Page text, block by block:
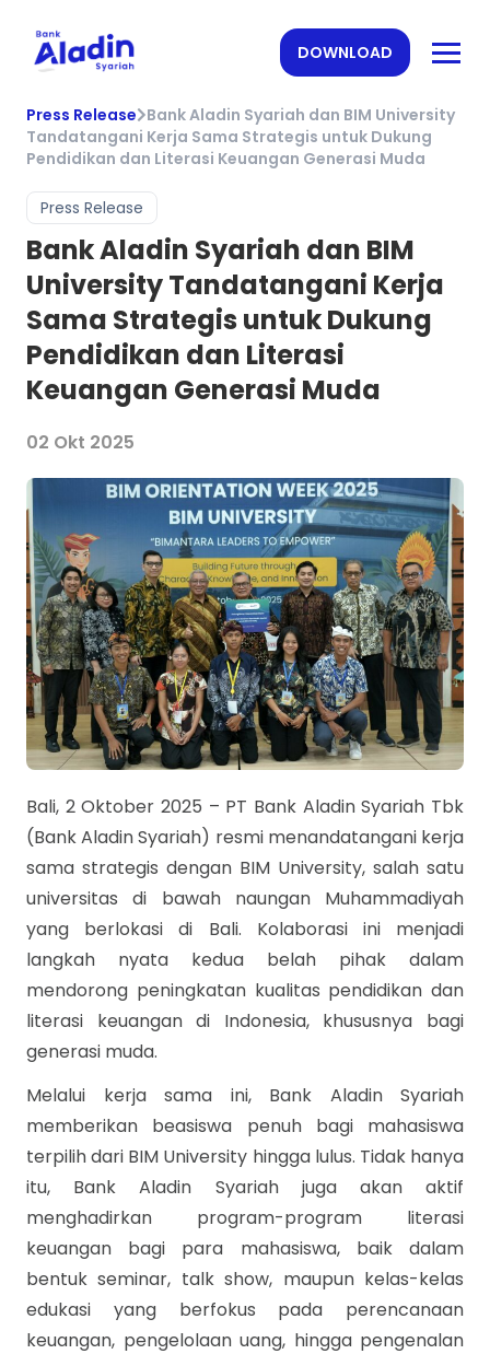
DOWNLOAD
Press Release Bank Aladin Syariah dan BIM University
Tandatangani Kerja Sama Strategis untuk Dukung
Pendidikan dan Literasi Keuangan Generasi Muda
Press Release
Bank Aladin Syariah dan BIM
University Tandatangani Kerja
Sama Strategis untuk Dukung
Pendidikan dan Literasi
Keuangan Generasi Muda
02 Okt 2025
Bali, 2 Oktober 2025 – PT Bank Aladin Syariah Tbk
(Bank Aladin Syariah) resmi menandatangani kerja
sama strategis dengan BIM University, salah satu
universitas di bawah naungan Muhammadiyah
yang berlokasi di Bali. Kolaborasi ini menjadi
langkah nyata kedua belah pihak dalam
mendorong peningkatan kualitas pendidikan dan
literasi keuangan di Indonesia, khususnya bagi
generasi muda.
Melalui kerja sama ini, Bank Aladin Syariah
memberikan beasiswa penuh bagi mahasiswa
terpilih dari BIM University hingga lulus. Tidak hanya
itu, Bank Aladin Syariah juga akan aktif
menghadirkan program-program literasi
keuangan bagi para mahasiswa, baik dalam
bentuk seminar, talk show, maupun kelas-kelas
edukasi yang berfokus pada perencanaan
keuangan, pengelolaan uang, hingga pengenalan